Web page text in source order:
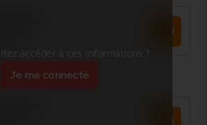
accéder à ces informations ?
Je me connecte